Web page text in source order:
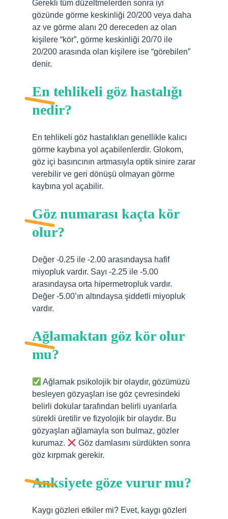
Gerekli tüm düzeltmelerden sonra iyi
gözünde görme keskinliği 20/200 veya daha
az ve görme alanı 20 dereceden az olan
kişilere “kör”, görme keskinliği 20/70 ile
20/200 arasında olan kişilere ise “görebilen”
denir.
En tehlikeli göz hastalığı
nedir?
En tehlikeli göz hastalıkları genellikle kalıcı
görme kaybına yol açabilenlerdir. Glokom,
göz içi basıncının artmasıyla optik sinire zarar
verebilir ve geri dönüşü olmayan görme
kaybına yol açabilir.
Göz numarası kaçta kör
olur?
Değer -0.25 ile -2.00 arasındaysa hafif
miyopluk vardır. Sayı -2.25 ile -5.00
arasındaysa orta hipermetropluk vardır.
Değer -5.00’ın altındaysa şiddetli miyopluk
vardır.
Ağlamaktan göz kör olur
mu?
Ağlamak psikolojik bir olaydır, gözümüzü
besleyen gözyaşları ise göz çevresindeki
belirli dokular tarafından belirli uyarılarla
sürekli üretilir ve fizyolojik bir olaydır. Bu
gözyaşları ağlamayla son bulmaz, gözler
kurumaz.
Göz damlasını sürdükten sonra
göz kırpmak gerekir.
Anksiyete göze vurur mu?
Kaygı gözleri etkiler mi? Evet, kaygı gözleri